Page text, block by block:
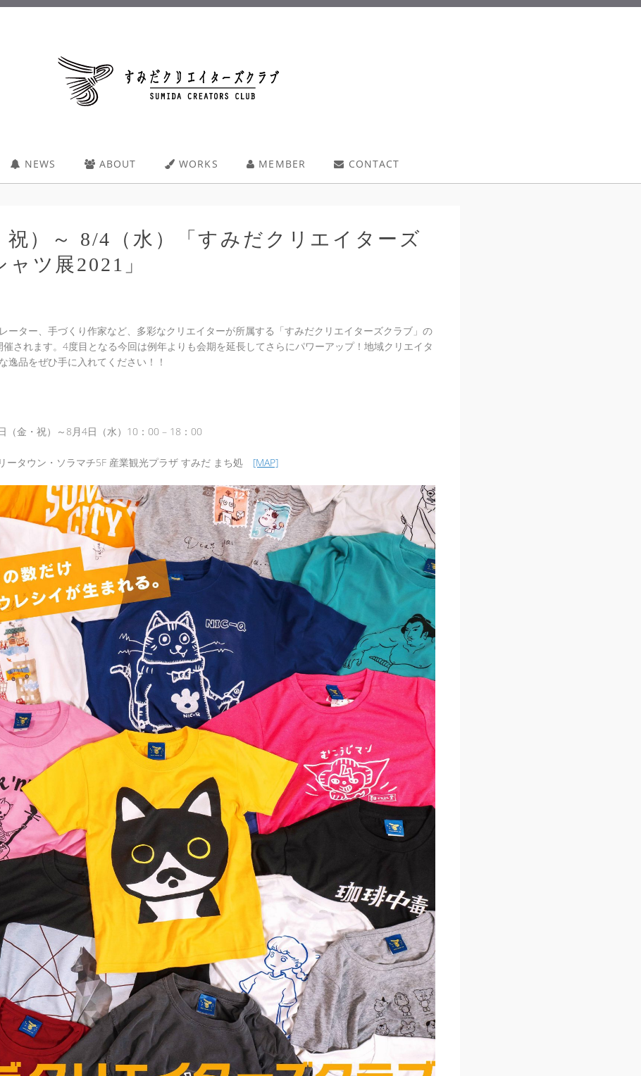
NEWS ABOUT WORKS MEMBER CONTACT
祝）～ 8/4（水）「すみだクリエイターズ
ツ展2021」
ーター、手づくり作家など、多彩なクリエイターが所属する「すみだクリエイターズクラブ」の
されます。4度目となる今回は例年よりも会期を延長してさらにパワーアップ！地域クリエイタ
逸品をぜひ手に入れてください！！
（金・祝）～8月4日（水）10：00 – 18：00
ータウン・ソラマチ5F 産業観光プラザ すみだ まち処 [MAP]